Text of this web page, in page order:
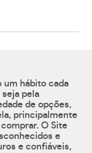
um hábito cada
pela
de opções,
principalmente
O Site
e
e confiáveis,